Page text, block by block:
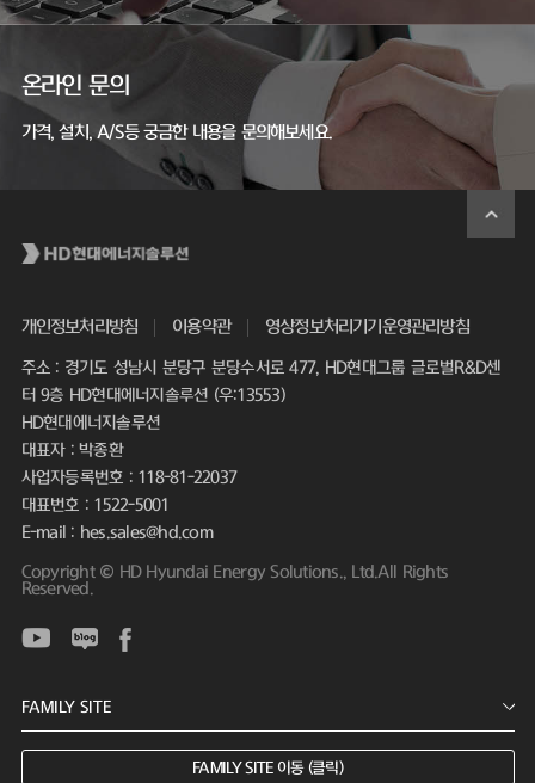
온라인 문의
가격, 설치, A/S등 궁금한 내용을 문의해보세요.
개인정보처리방침 이용약관 영상정보처리기기운영관리방침
주소 : 경기도 성남시 분당구 분당수서로 477, HD현대그룹 글로벌R&D센
터 9층 HD현대에너지솔루션 (우:13553)
HD현대에너지솔루션
대표자 : 박종환
사업자등록번호 : 118-81-22037
대표번호 : 1522-5001
E-mail : hes.sales@hd.com
Copyright © HD Hyundai Energy Solutions., Ltd.All Rights
Reserved.
FAMILY SITE 이동 (클릭)